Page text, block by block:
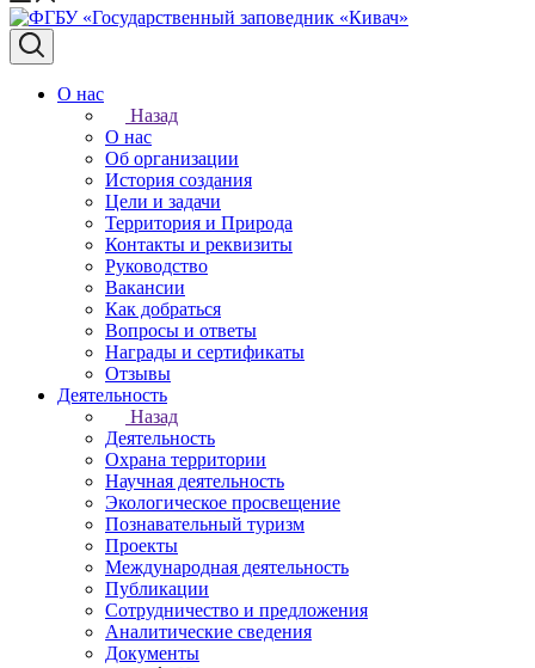
О нас
Назад
О нас
Об организации
История создания
Цели и задачи
Территория и Природа
Контакты и реквизиты
Руководство
Вакансии
Как добраться
Вопросы и ответы
Награды и сертификаты
Отзывы
Деятельность
Назад
Деятельность
Охрана территории
Научная деятельность
Экологическое просвещение
Познавательный туризм
Проекты
Международная деятельность
Публикации
Сотрудничество и предложения
Аналитические сведения
Документы